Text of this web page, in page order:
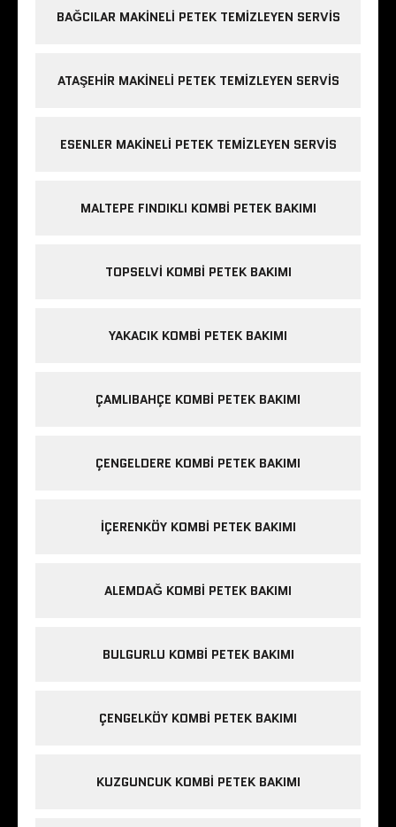
BAĞCILAR MAKINELI PETEK TEMIZLEYEN SERVIS
ATAŞEHIR MAKINELI PETEK TEMIZLEYEN SERVIS
ESENLER MAKINELI PETEK TEMIZLEYEN SERVIS
MALTEPE FINDIKLI KOMBI PETEK BAKIMI
TOPSELVI KOMBI PETEK BAKIMI
YAKACIK KOMBI PETEK BAKIMI
ÇAMLIBAHÇE KOMBI PETEK BAKIMI
ÇENGELDERE KOMBI PETEK BAKIMI
IÇERENKÖY KOMBI PETEK BAKIMI
ALEMDAĞ KOMBI PETEK BAKIMI
BULGURLU KOMBI PETEK BAKIMI
ÇENGELKÖY KOMBI PETEK BAKIMI
KUZGUNCUK KOMBI PETEK BAKIMI